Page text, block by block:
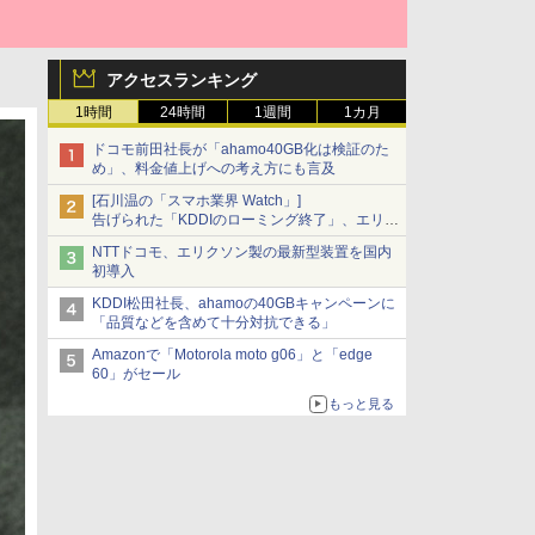
アクセスランキング
1時間 24時間 1週間 1カ月
ドコモ前田社長が「ahamo40GB化は検証のた
め」、料金値上げへの考え方にも言及
[石川温の「スマホ業界 Watch」]
告げられた「KDDIのローミング終了」、エリア
マップの落とし穴と楽天モバイルの課題
NTTドコモ、エリクソン製の最新型装置を国内
初導入
KDDI松田社長、ahamoの40GBキャンペーンに
「品質などを含めて十分対抗できる」
Amazonで「Motorola moto g06」と「edge
60」がセール
もっと見る